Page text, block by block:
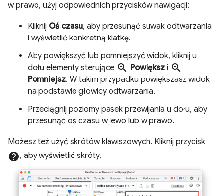
w prawo, użyj odpowiednich przycisków nawigacji:
Kliknij Oś czasu, aby przesunąć suwak odtwarzania
i wyświetlić konkretną klatkę.
Aby powiększyć lub pomniejszyć widok, kliknij u
dołu elementy sterujące zoom_in Powiększ i zoom_out
Pomniejsz. W takim przypadku powiększasz widok
na podstawie głowicy odtwarzania.
Przeciągnij poziomy pasek przewijania u dołu, aby
przesunąć oś czasu w lewo lub w prawo.
Możesz też użyć skrótów klawiszowych. Kliknij przycisk
help, aby wyświetlić skróty.